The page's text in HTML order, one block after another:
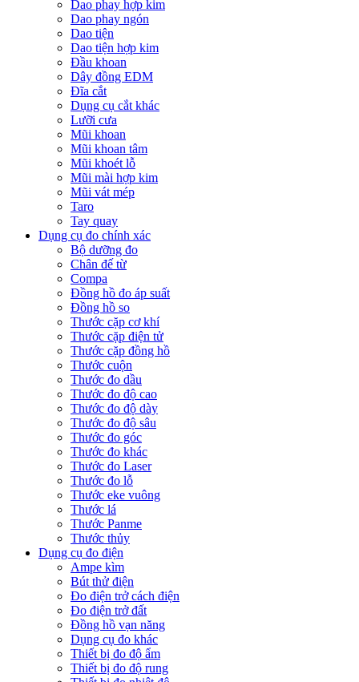
Dao phay hợp kim
Dao phay ngón
Dao tiện
Dao tiện hợp kim
Đầu khoan
Dây đồng EDM
Đĩa cắt
Dụng cụ cắt khác
Lưỡi cưa
Mũi khoan
Mũi khoan tâm
Mũi khoét lỗ
Mũi mài hợp kim
Mũi vát mép
Taro
Tay quay
Dụng cụ đo chính xác
Bộ dưỡng đo
Chân đế từ
Compa
Đồng hồ đo áp suất
Đồng hồ so
Thước cặp cơ khí
Thước cặp điện tử
Thước cặp đồng hồ
Thước cuộn
Thước đo dầu
Thước đo độ cao
Thước đo độ dày
Thước đo độ sâu
Thước đo góc
Thước đo khác
Thước đo Laser
Thước đo lỗ
Thước eke vuông
Thước lá
Thước Panme
Thước thủy
Dụng cụ đo điện
Ampe kìm
Bút thử điện
Đo điện trở cách điện
Đo điện trở đất
Đồng hồ vạn năng
Dụng cụ đo khác
Thiết bị đo độ ẩm
Thiết bị đo độ rung